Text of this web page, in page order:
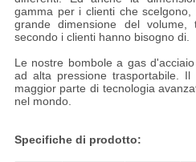
gamma per i clienti che
grande dimensione del volume,
secondo i clienti hanno bisogno di.
Le nostre bombole a gas
ad alta pressione trasportabile.
maggior parte di tecnologia
nel mondo.
Specifiche di prodotto: